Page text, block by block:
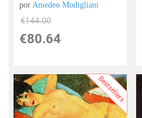
porAmedeo Modigliani
€144.00
€80.64
Bestsellers